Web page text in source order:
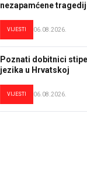
nezapamćene
VIJESTI 06.08.2026.
Poznati dobitnici
jezika u Hrvatskoj
VIJESTI 06.08.2026.